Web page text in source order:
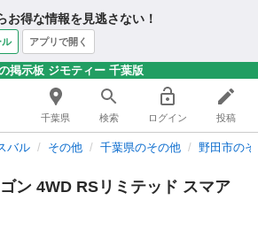
お得な情報を見逃さない！
ル アプリで開く
掲示板 ジモティー 千葉版
千葉県 検索 ログイン 投稿
バル その他 千葉県のその他 野田市の
ン 4WD RSリミテッド スマア